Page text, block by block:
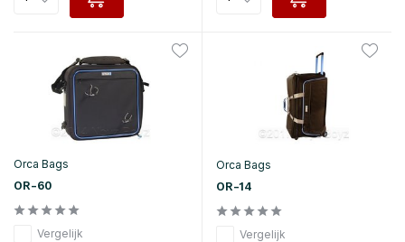
Orca Bags
OR-60
Vergelijk
Orca Bags
OR-14
Vergelijk